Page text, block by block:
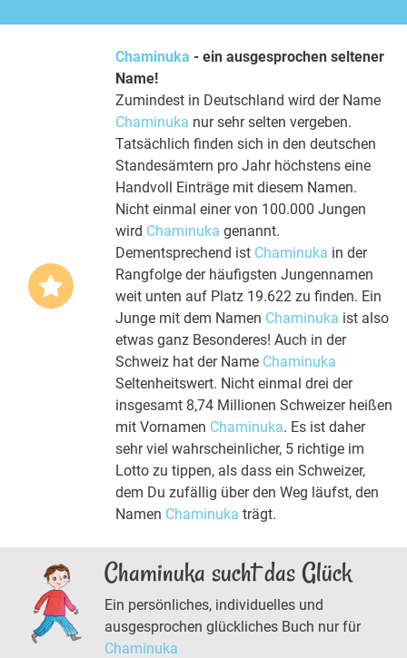
Chaminuka - ein ausgesprochen seltener
Name!
Zumindest in Deutschland wird der Name
Chaminuka nur sehr selten vergeben.
Tatsächlich finden sich in den deutschen
Standesämtern pro Jahr höchstens eine
Handvoll Einträge mit diesem Namen.
Nicht einmal einer von 100.000 Jungen
wird Chaminuka genannt.
Dementsprechend ist Chaminuka in der
Rangfolge der häufigsten Jungennamen
weit unten auf Platz 19.622 zu finden. Ein
Junge mit dem Namen Chaminuka ist also
etwas ganz Besonderes! Auch in der
Schweiz hat der Name Chaminuka
Seltenheitswert. Nicht einmal drei der
insgesamt 8,74 Millionen Schweizer heißen
mit Vornamen Chaminuka. Es ist daher
sehr viel wahrscheinlicher, 5 richtige im
Lotto zu tippen, als dass ein Schweizer,
dem Du zufällig über den Weg läufst, den
Namen Chaminuka trägt.
Chaminuka sucht das Glück
Ein persönliches, individuelles und
ausgesprochen glückliches Buch nur für
Chaminuka